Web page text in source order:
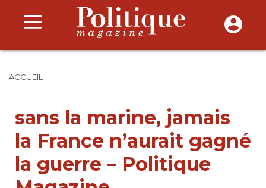
ACCUEIL
sans la marine, jamais
la France n’aurait gagné
la guerre – Politique